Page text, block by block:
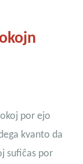
por ejo
kvanto da
sufiĉas por